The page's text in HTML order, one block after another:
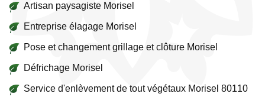
Artisan paysagiste Morisel
Entreprise élagage Morisel
Pose et changement grillage et clôture Morisel
Défrichage Morisel
Service d'enlèvement de tout végétaux Morisel 80110